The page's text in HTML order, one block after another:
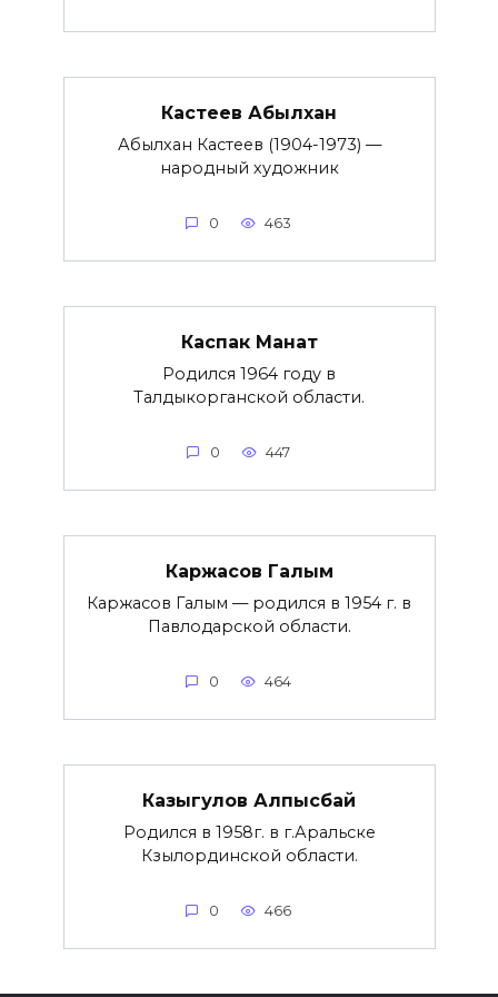
Кастеев Абылхан
Абылхан Кастеев (1904-1973) —
народный художник
0 463
Каспак Манат
Родился 1964 году в
Талдыкорганской области.
0 447
Каржасов Галым
Каржасов Галым — родился в 1954 г. в
Павлодарской области.
0 464
Казыгулов Алпысбай
Родился в 1958г. в г.Аральске
Кзылординской области.
0 466